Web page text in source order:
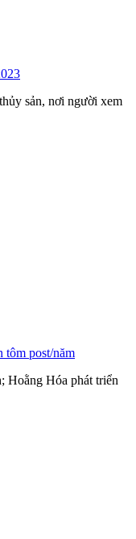
sản, nơi người xem
tôm post/năm
Hoằng Hóa phát triển